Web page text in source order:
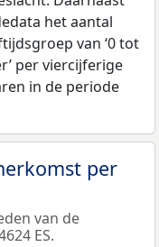
het aantal
van ‘0 tot
per viercijferige
in de periode
per
van de
ES.